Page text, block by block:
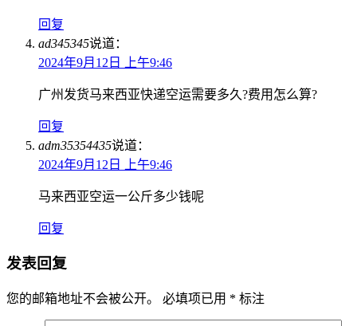
回复
ad345345说道：
2024年9月12日 上午9:46
广州发货马来西亚快递空运需要多久?费用怎么算?
回复
adm35354435说道：
2024年9月12日 上午9:46
马来西亚空运一公斤多少钱呢
回复
发表回复
您的邮箱地址不会被公开。 必填项已用 * 标注